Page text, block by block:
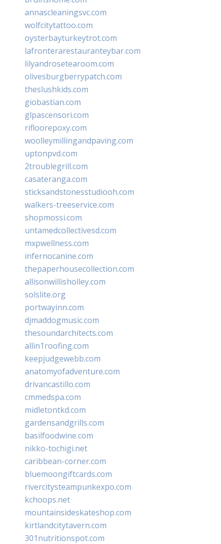
annascleaningsvc.com
wolfcitytattoo.com
oysterbayturkeytrot.com
lafronterarestauranteybar.com
lilyandrosetearoom.com
olivesburgberrypatch.com
theslushkids.com
giobastian.com
glpascensori.com
rifloorepoxy.com
woolleymillingandpaving.com
uptonpvd.com
2troublegrill.com
casateranga.com
sticksandstonesstudiooh.com
walkers-treeservice.com
shopmossi.com
untamedcollectivesd.com
mxpwellness.com
infernocanine.com
thepaperhousecollection.com
allisonwillisholley.com
solslite.org
portwayinn.com
djmaddogmusic.com
thesoundarchitects.com
allin1roofing.com
keepjudgewebb.com
anatomyofadventure.com
drivancastillo.com
cmmedspa.com
midletontkd.com
gardensandgrills.com
basilfoodwine.com
nikko-tochigi.net
caribbean-corner.com
bluemoongiftcards.com
rivercitysteampunkexpo.com
kchoops.net
mountainsideskateshop.com
kirtlandcitytavern.com
301nutritionspot.com